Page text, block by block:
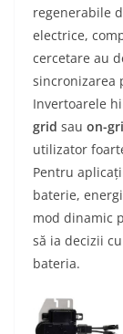
regenerabile
electrice,
cercetare au
sincronizarea
Invertoarele
grid sau on-
utilizator
Pentru
baterie,
mod dinamic
să ia decizii
bateria.